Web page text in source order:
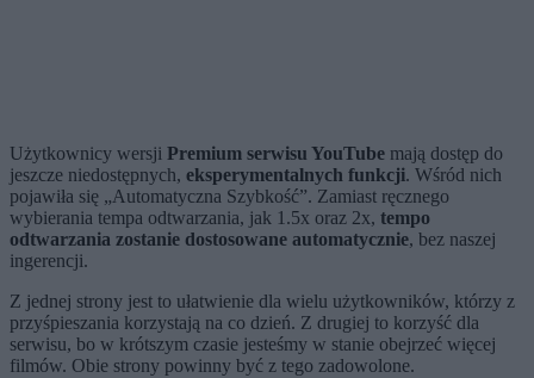
Użytkownicy wersji Premium serwisu YouTube mają dostęp do
jeszcze niedostępnych, eksperymentalnych funkcji. Wśród nich
pojawiła się „Automatyczna Szybkość”. Zamiast ręcznego
wybierania tempa odtwarzania, jak 1.5x oraz 2x, tempo
odtwarzania zostanie dostosowane automatycznie, bez naszej
ingerencji.
Z jednej strony jest to ułatwienie dla wielu użytkowników, którzy z
przyśpieszania korzystają na co dzień. Z drugiej to korzyść dla
serwisu, bo w krótszym czasie jesteśmy w stanie obejrzeć więcej
filmów. Obie strony powinny być z tego zadowolone.